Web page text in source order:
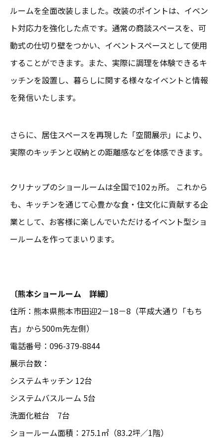
ルームを全面改装しました。改装のポイントは、イベン
ト対応力を強化した点です。通常の商談スペースを、可
動式の仕切り壁をつかい、イベントスペースとして使用
することができます。また、実際に調理を体験できるキ
ッチンを設置し、暮らしに関する様々なイベントと情報
を発信いたします。
さらに、居住スペースを再現した「空間展示」により、
実際のキッチンと収納との距離感などを体感できます。
クリナップのショールームは全国で102ヵ所。 これから
も、キッチンを通じて心豊かな食・住文化に貢献する企
業として、お客様に楽しんでいただけるイベント型ショ
ールームを作ってまいります。
〔熊本ショールーム 詳細〕
住所：熊本県熊本市田迎2－18－8（平成大通り「もち
吉」から500m先左側）
電話番号：096-379-8844
展示台数：
システムキッチン 12台
システムバスルーム 5台
洗面化粧台 7台
ショールーム面積：275.1㎡（83.2坪／1階）